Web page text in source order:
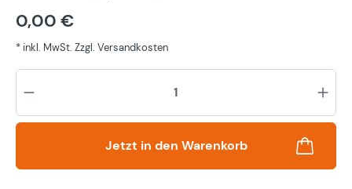
0,00 €
* inkl. MwSt. Zzgl. Versandkosten
Jetzt in den Warenkorb